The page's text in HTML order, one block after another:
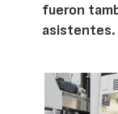
fueron
asistentes.